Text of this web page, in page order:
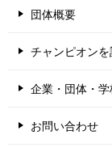
団体概要
チャンピオンを
企業・団体・
お問い合わせ